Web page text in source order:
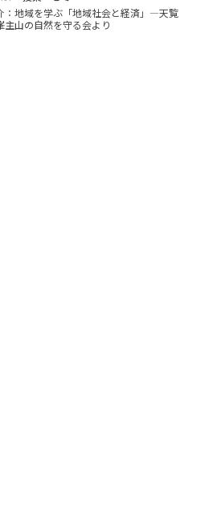
：地域を学ぶ「地域社会と経済」―天覧
主山の自然を守る会より